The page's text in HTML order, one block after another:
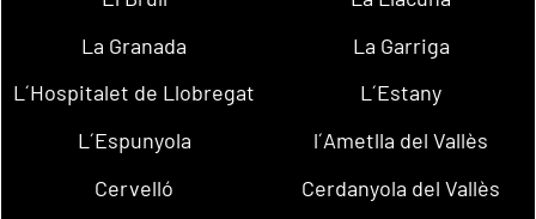
La Granada
La Garriga
L´Hospitalet de Llobregat
L´Estany
L´Espunyola
l´Ametlla del Vallès
Cervelló
Cerdanyola del Vallès